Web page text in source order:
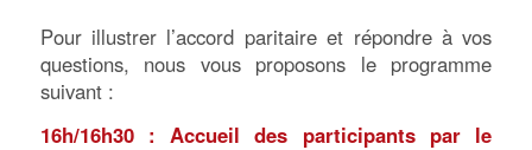
Pour illustrer l’accord paritaire et répondre à vos
questions, nous vous proposons le programme
suivant :
16h/16h30 : Accueil des participants par le